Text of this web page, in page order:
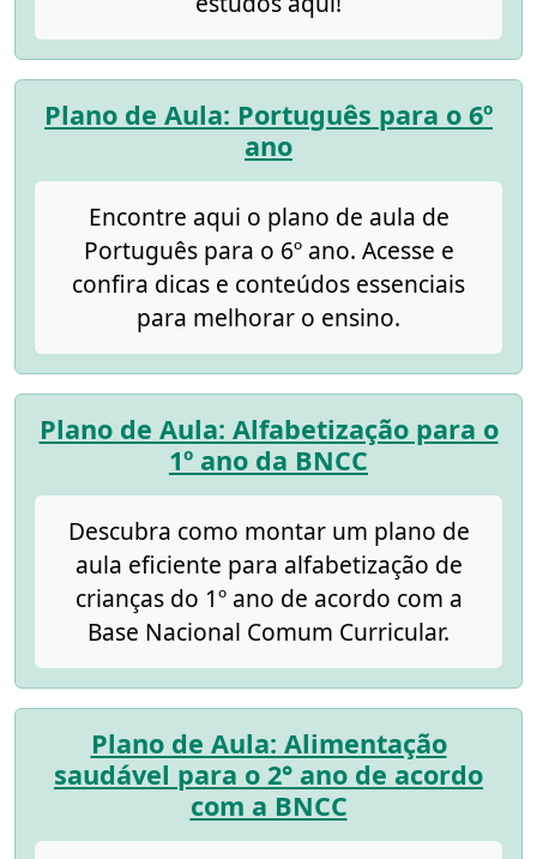
Plano de Aula: Português para o 6º
ano
Encontre aqui o plano de aula de
Português para o 6º ano. Acesse e
confira dicas e conteúdos essenciais
para melhorar o ensino.
Plano de Aula: Alfabetização para o
1º ano da BNCC
Descubra como montar um plano de
aula eficiente para alfabetização de
crianças do 1º ano de acordo com a
Base Nacional Comum Curricular.
Plano de Aula: Alimentação
saudável para o 2° ano de acordo
com a BNCC